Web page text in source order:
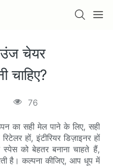
चेयर
चाहिए?
76
का सही मेल पाने के लिए, सही
हों, इंटीरियर डिज़ाइनर हों
को बेहतर बनाना चाहते हैं,
है। कल्पना कीजिए, आप धूप में